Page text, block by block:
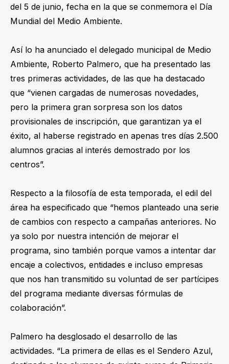
del 5 de junio, fecha en la que se conmemora el Día
Mundial del Medio Ambiente.
Así lo ha anunciado el delegado municipal de Medio
Ambiente, Roberto Palmero, que ha presentado las
tres primeras actividades, de las que ha destacado
que “vienen cargadas de numerosas novedades,
pero la primera gran sorpresa son los datos
provisionales de inscripción, que garantizan ya el
éxito, al haberse registrado en apenas tres días 2.500
alumnos gracias al interés demostrado por los
centros”.
Respecto a la filosofía de esta temporada, el edil del
área ha especificado que “hemos planteado una serie
de cambios con respecto a campañas anteriores. No
ya solo por nuestra intención de mejorar el
programa, sino también porque vamos a intentar dar
encaje a colectivos, entidades e incluso empresas
que nos han transmitido su voluntad de ser partícipes
del programa mediante diversas fórmulas de
colaboración”.
Palmero ha desglosado el desarrollo de las
actividades. “La primera de ellas es el Sendero Azul,